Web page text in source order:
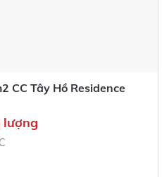
CC Tây Hồ Residence
lượng